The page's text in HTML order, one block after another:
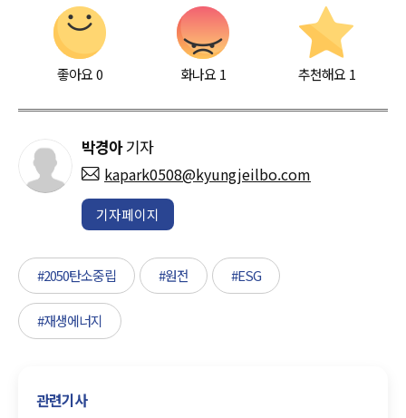
좋아요0 화나요 1 추천해요 1
박경아기자
kapark0508@kyungjeilbo.com
기자페이지
#2050탄소중립 #원전 #ESG
#재생에너지
관련기사